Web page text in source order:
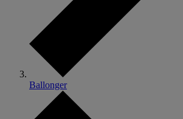
Ballonger